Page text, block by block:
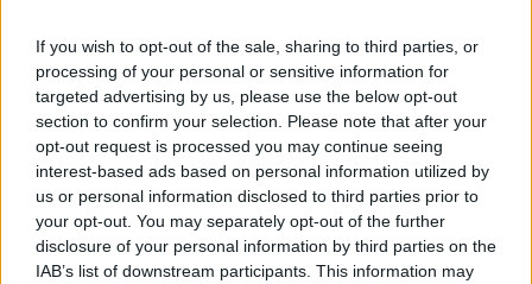
If you wish to opt-out of the sale, sharing to third parties, or
processing of your personal or sensitive information for
targeted advertising by us, please use the below opt-out
section to confirm your selection. Please note that after your
opt-out request is processed you may continue seeing
interest-based ads based on personal information utilized by
us or personal information disclosed to third parties prior to
your opt-out. You may separately opt-out of the further
disclosure of your personal information by third parties on the
IAB’s list of downstream participants. This information may
Ellbjørg
7 år sedan
Dem här bullarna kallade vi skoleboller när jag var barn
och bodde i nordnorge. Vi hade floursockerglasyr på och
doppade dem i kokosflingor. Underbart goda. Vi sprang
ofta till bagaren på matrasten och köpte i stället för att
äta mat från matlådan vi hade med. Därav namnet
skoleboler, tror jag